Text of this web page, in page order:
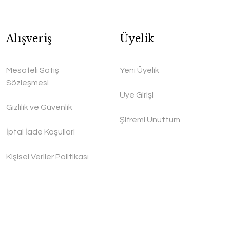
Alışveriş
Mesafeli Satış
Sözleşmesi
Gizlilik ve Güvenlik
İptal İade Koşullari
Kişisel Veriler Politikası
Üyelik
Yeni Üyelik
Üye Girişi
Şifremi Unuttum